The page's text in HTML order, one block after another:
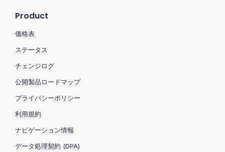
Product
価格表
ステータス
チェンジログ
公開製品ロードマップ
プライバシーポリシー
利用規約
ナビゲーション情報
データ処理契約 (DPA)